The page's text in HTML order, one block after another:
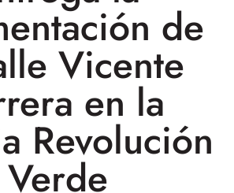
de
Vicente
en la
Revolución
Verde